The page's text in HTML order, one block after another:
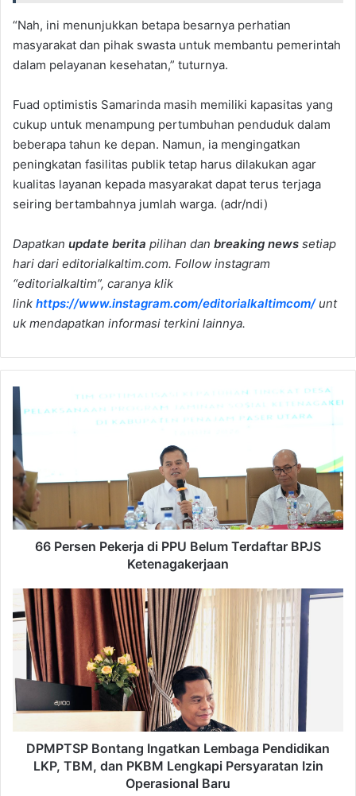
“Nah, ini menunjukkan betapa besarnya perhatian
masyarakat dan pihak swasta untuk membantu pemerintah
dalam pelayanan kesehatan,” tuturnya.
Fuad optimistis Samarinda masih memiliki kapasitas yang
cukup untuk menampung pertumbuhan penduduk dalam
beberapa tahun ke depan. Namun, ia mengingatkan
peningkatan fasilitas publik tetap harus dilakukan agar
kualitas layanan kepada masyarakat dapat terus terjaga
seiring bertambahnya jumlah warga. (adr/ndi)
Dapatkan update berita pilihan dan breaking news setiap
hari dari editorialkaltim.com. Follow instagram
“editorialkaltim”, caranya klik
link https://www.instagram.com/editorialkaltimcom/unt
uk mendapatkan informasi terkini lainnya.
66
Persen
Pekerja
PPU
Belum
Terdaftar
BPJS
Ketenagakerjaan
66 Persen Pekerja di PPU Belum Terdaftar BPJS
Ketenagakerjaan
DPMPTSP
Bontang
Ingatkan
Lembaga
Pendidikan
LKP,
TBM,
dan
PKBM
Lengkapi
Persyaratan
DPMPTSP Bontang Ingatkan Lembaga Pendidikan
LKP, TBM, dan PKBM Lengkapi Persyaratan Izin
Operasional Baru